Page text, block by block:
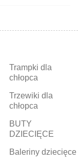
Trampki dla
chłopca
Trzewiki dla
chłopca
BUTY
DZIECIĘCE
Baleriny dziecięce